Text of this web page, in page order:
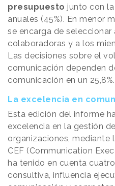
presupuesto junto con
anuales (45%). En menor
se encarga de seleccionar
colaboradoras y a los
Las decisiones sobre el
comunicación dependen
comunicación en un 25,8%.
La excelencia en
Esta edición del informe
excelencia en la gestión
organizaciones, mediante
CEF (Communication
ha tenido en cuenta
consultiva, influencia